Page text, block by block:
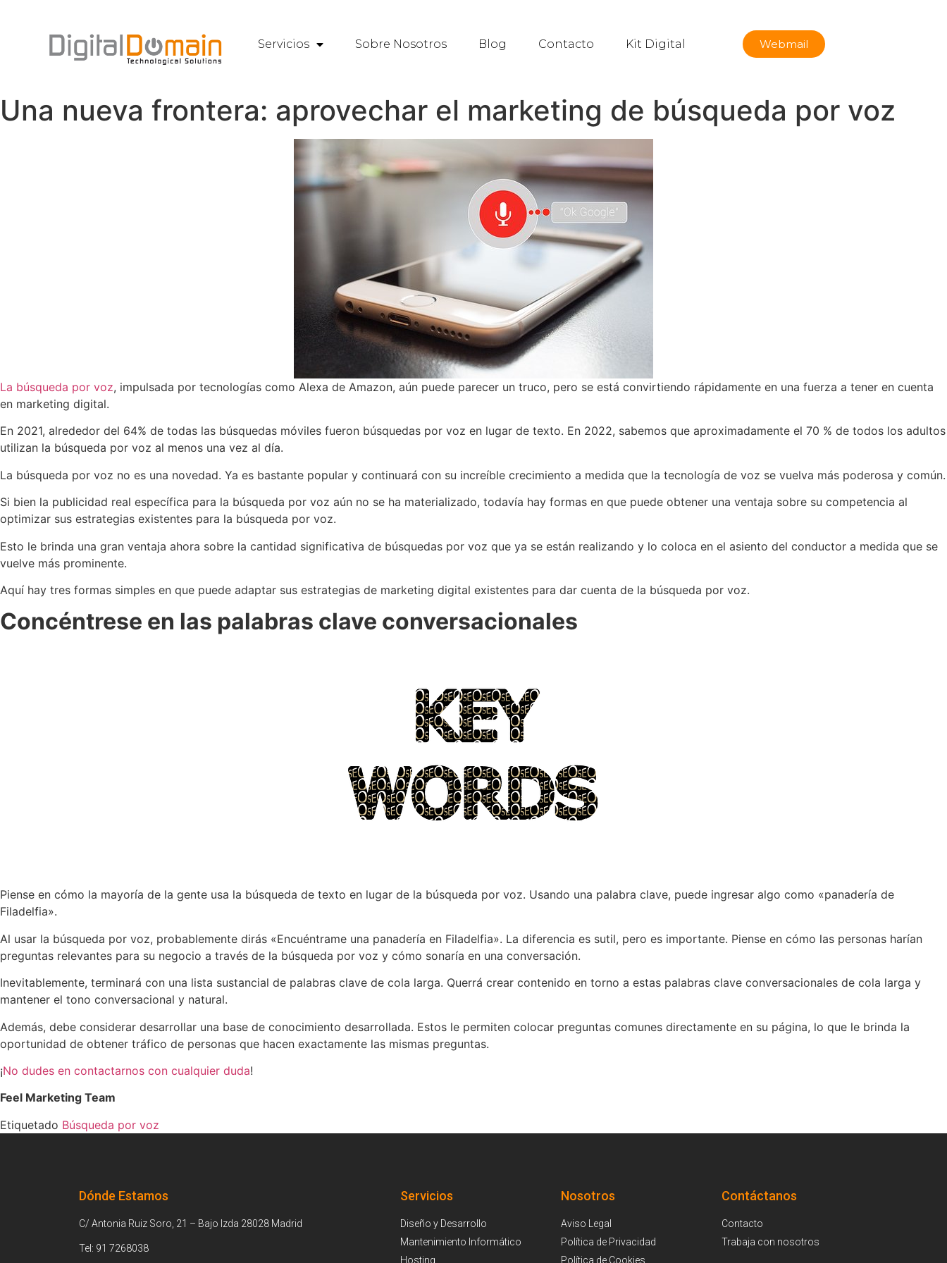
Servicios Sobre Nosotros Blog Contacto Kit Digital Webmail
Una nueva frontera: aprovechar el marketing de búsqueda por voz
La búsqueda por voz, impulsada por tecnologías como Alexa de Amazon, aún puede parecer un truco, pero se está convirtiendo rápidamente en una fuerza a tener en cuenta
en marketing digital.
En 2021, alrededor del 64% de todas las búsquedas móviles fueron búsquedas por voz en lugar de texto. En 2022, sabemos que aproximadamente el 70 % de todos los adultos
utilizan la búsqueda por voz al menos una vez al día.
La búsqueda por voz no es una novedad. Ya es bastante popular y continuará con su increíble crecimiento a medida que la tecnología de voz se vuelva más poderosa y común.
Si bien la publicidad real específica para la búsqueda por voz aún no se ha materializado, todavía hay formas en que puede obtener una ventaja sobre su competencia al
optimizar sus estrategias existentes para la búsqueda por voz.
Esto le brinda una gran ventaja ahora sobre la cantidad significativa de búsquedas por voz que ya se están realizando y lo coloca en el asiento del conductor a medida que se
vuelve más prominente.
Aquí hay tres formas simples en que puede adaptar sus estrategias de marketing digital existentes para dar cuenta de la búsqueda por voz.
Concéntrese en las palabras clave conversacionales
Piense en cómo la mayoría de la gente usa la búsqueda de texto en lugar de la búsqueda por voz. Usando una palabra clave, puede ingresar algo como «panadería de
Filadelfia».
Al usar la búsqueda por voz, probablemente dirás «Encuéntrame una panadería en Filadelfia». La diferencia es sutil, pero es importante. Piense en cómo las personas harían
preguntas relevantes para su negocio a través de la búsqueda por voz y cómo sonaría en una conversación.
Inevitablemente, terminará con una lista sustancial de palabras clave de cola larga. Querrá crear contenido en torno a estas palabras clave conversacionales de cola larga y
mantener el tono conversacional y natural.
Además, debe considerar desarrollar una base de conocimiento desarrollada. Estos le permiten colocar preguntas comunes directamente en su página, lo que le brinda la
oportunidad de obtener tráfico de personas que hacen exactamente las mismas preguntas.
¡No dudes en contactarnos con cualquier duda!
Feel Marketing Team
Etiquetado Búsqueda por voz
Dónde Estamos
C/ Antonia Ruiz Soro, 21 – Bajo Izda 28028 Madrid
Tel: 91 7268038
Servicios
Diseño y Desarrollo
Mantenimiento Informático
Hosting
Nosotros
Aviso Legal
Política de Privacidad
Política de Cookies
Contáctanos
Contacto
Trabaja con nosotros